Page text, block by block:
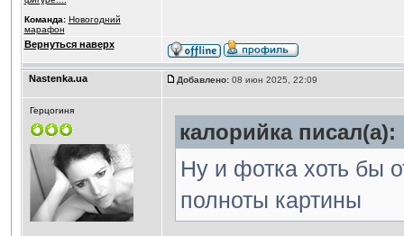
Команда: Новогодний
марафон
Вернуться наверх
Nastenka.ua Добавлено:08 июн 2025, 22:09
Герцогиня
калорийка писал(а):
Ну и фотка хоть бы
полноты картины